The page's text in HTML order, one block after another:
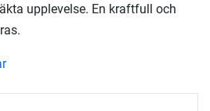
upplevelse. En kraftfull och